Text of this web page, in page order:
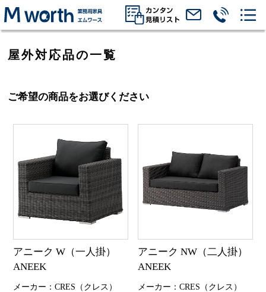
屋外対応品の一覧
ご希望の商品をお選びください
アニーク W（一人掛）
ANEEK
メーカー：CRES（クレス）
アニーク NW（二人掛）
ANEEK
メーカー：CRES（クレス）